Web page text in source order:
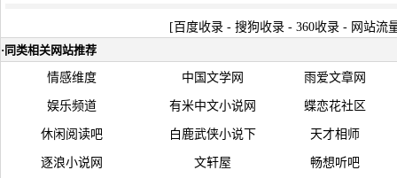
[ 百度收录 - 搜狗收录 - 360收录 - 网站流
· 同类相关网站推荐
情感维度 中国文学网 雨爱文章网
娱乐频道 有米中文小说网 蝶恋花社区
休闲阅读吧 白鹿武侠小说下 天才相师
逐浪小说网 文轩屋 畅想听吧